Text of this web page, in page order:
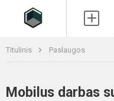
Titulinis Paslaugos
Mobilus darbas